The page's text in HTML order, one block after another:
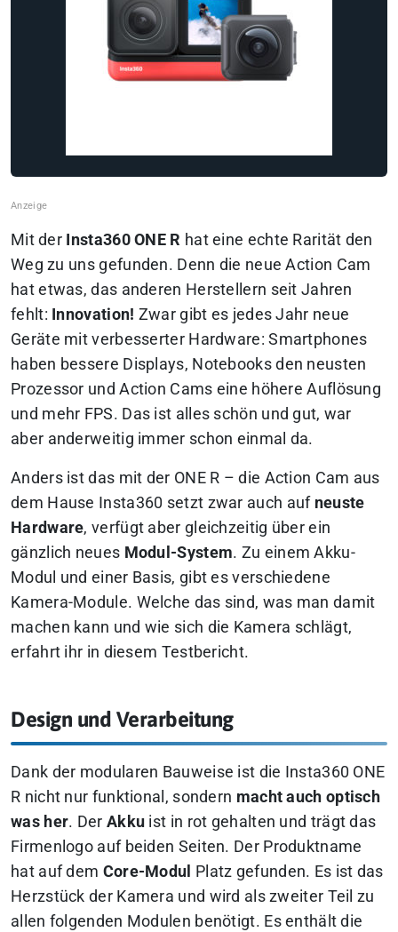
Mit der Insta360 ONE R hat eine echte Rarität den
Weg zu uns gefunden. Denn die neue Action Cam
hat etwas, das anderen Herstellern seit Jahren
fehlt: Innovation! Zwar gibt es jedes Jahr neue
Geräte mit verbesserter Hardware: Smartphones
haben bessere Displays, Notebooks den neusten
Prozessor und Action Cams eine höhere Auflösung
und mehr FPS. Das ist alles schön und gut, war
aber anderweitig immer schon einmal da.
Anders ist das mit der ONE R – die Action Cam aus
dem Hause Insta360 setzt zwar auch auf neuste
Hardware, verfügt aber gleichzeitig über ein
gänzlich neues Modul-System. Zu einem Akku-
Modul und einer Basis, gibt es verschiedene
Kamera-Module. Welche das sind, was man damit
machen kann und wie sich die Kamera schlägt,
erfahrt ihr in diesem Testbericht.
Design und Verarbeitung
Dank der modularen Bauweise ist die Insta360 ONE
R nicht nur funktional, sondern macht auch optisch
was her. Der Akku ist in rot gehalten und trägt das
Firmenlogo auf beiden Seiten. Der Produktname
hat auf dem Core-Modul Platz gefunden. Es ist das
Herzstück der Kamera und wird als zweiter Teil zu
allen folgenden Modulen benötigt. Es enthält die